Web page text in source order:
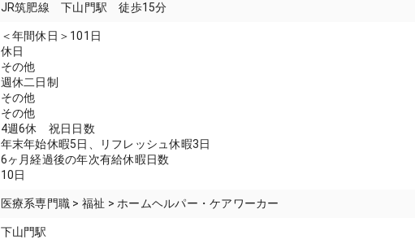
JR筑肥線 下山門駅 徒歩15分
＜年間休日＞101日
休日
その他
週休二日制
その他
その他
4週6休 祝日日数
年末年始休暇5日、リフレッシュ休暇3日
6ヶ月経過後の年次有給休暇日数
10日
医療系専門職 > 福祉 > ホームヘルパー・ケアワーカー
下山門駅